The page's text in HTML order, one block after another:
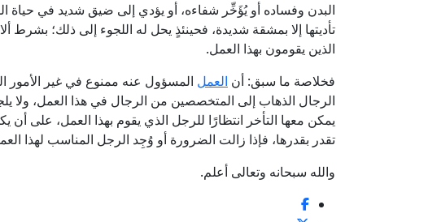
البدن وفساده أو يُؤَخِّر شفاءه، أو يؤدي إلى ضيق شديد في حياة
تأديتها إلا بمشقة شديدة، فحينئذٍ يحل له اللجوء إلى ذلك؛
الذين يقومون بهذا العمل.
فخلاصة ما سبق: أن العمل المسؤول عنه ممنوع في غير الأمور
الرجال الذهاب إلى المتخصصين من الرجال في هذا العمل، ولا
يمكن معها التأخر انتظارًا للرجل الذي يقوم بهذا العمل، على
تقدر بقدرها، فإذا زالت الضرورة أو وُجِد الرجل المناسب لهذا
والله سبحانه وتعالى أعلم.